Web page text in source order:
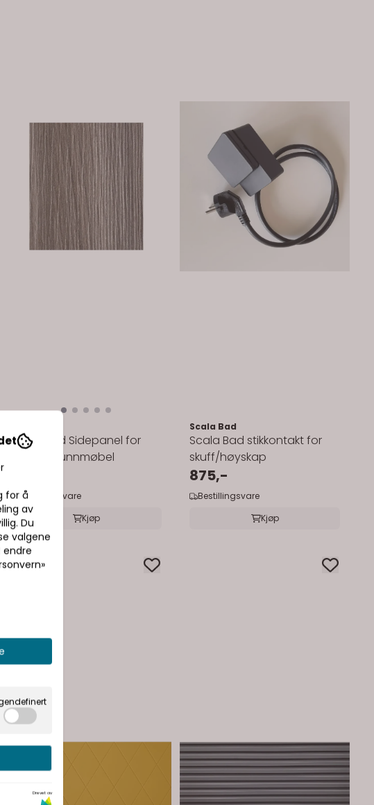
Scala Bad Sidepanel for
Como grunnmøbel
Bestillingsvare
Kjøp
Scala Bad
Scala Bad stikkontakt for
skuff/høyskap
875,-
Bestillingsvare
Kjøp
for å
av
Du
valgene
endre
Drevet av